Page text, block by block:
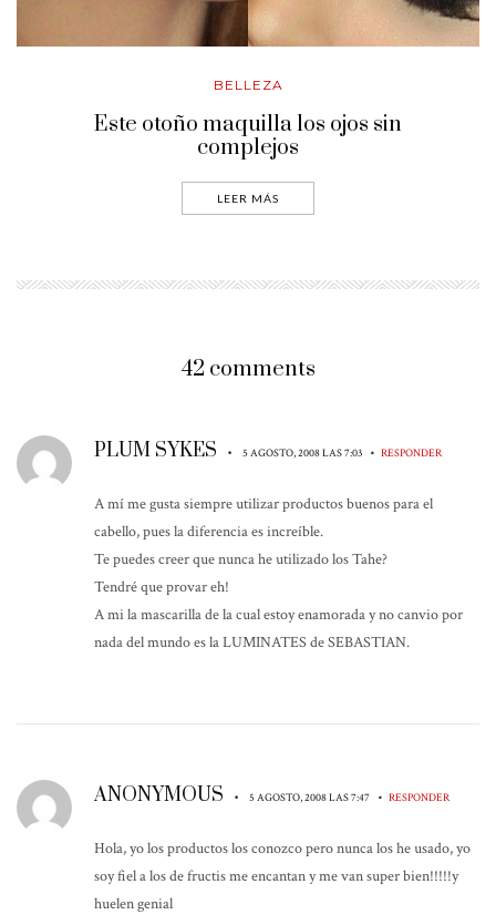
BELLEZA
Este otoño maquilla los ojos sin
complejos
LEER MÁS
42 comments
PLUM SYKES • 5 AGOSTO, 2008 LAS 7:03 • RESPONDER
A mí me gusta siempre utilizar productos buenos para el
cabello, pues la diferencia es increíble.
Te puedes creer que nunca he utilizado los Tahe?
Tendré que provar eh!
A mi la mascarilla de la cual estoy enamorada y no canvio por
nada del mundo es la LUMINATES de SEBASTIAN.
ANONYMOUS • 5 AGOSTO, 2008 LAS 7:47 • RESPONDER
Hola, yo los productos los conozco pero nunca los he usado, yo
soy fiel a los de fructis me encantan y me van super bien!!!!!y
huelen genial